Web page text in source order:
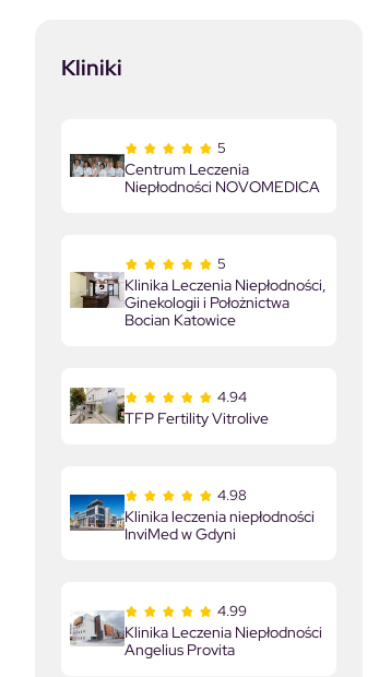
Kliniki
5
Centrum Leczenia
Niepłodności NOVOMEDICA
5
Klinika Leczenia Niepłodności,
Ginekologii i Położnictwa
Bocian Katowice
4.94
TFP Fertility Vitrolive
4.98
Klinika leczenia niepłodności
InviMed w Gdyni
4.99
Klinika Leczenia Niepłodności
Angelius Provita